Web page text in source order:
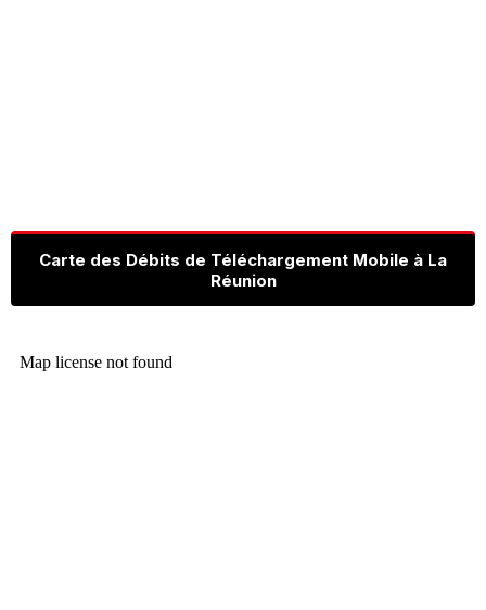
Carte des Débits de Téléchargement Mobile à La
Réunion